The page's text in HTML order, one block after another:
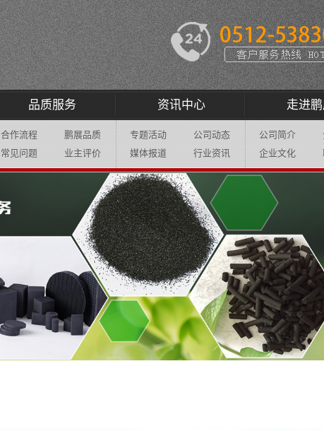
品质服务 资讯中心 走进
合作流程
鹏展品质
常见问题
业主评价
专题活动
公司动态
媒体报道
行业资讯
公司简介
企业文化